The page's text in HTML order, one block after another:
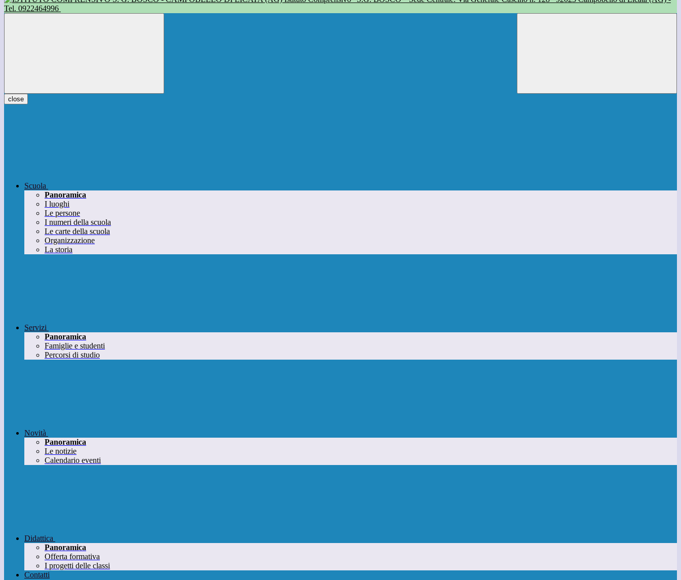
Tel. 0922464996
close
Scuola
Panoramica
I luoghi
Le persone
I numeri della scuola
Le carte della scuola
Organizzazione
La storia
Servizi
Panoramica
Famiglie e studenti
Percorsi di studio
Novità
Panoramica
Le notizie
Calendario eventi
Didattica
Panoramica
Offerta formativa
I progetti delle classi
Contatti